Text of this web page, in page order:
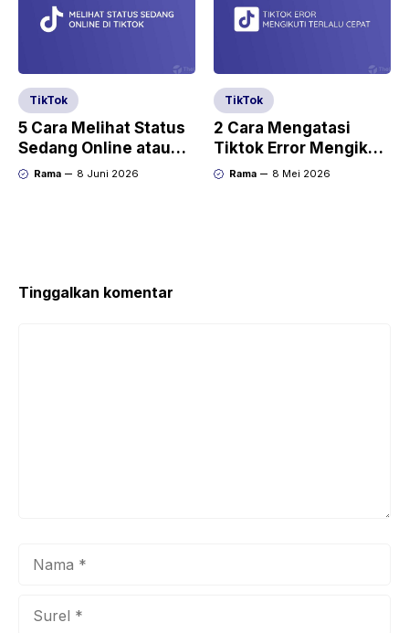
TikTok
5 Cara Melihat Status
Sedang Online atau
Tidak di TikTok
Rama 8 Juni 2026
TikTok
2 Cara Mengatasi
Tiktok Error Mengikuti
Terlalu Cepat
Rama 8 Mei 2026
Tinggalkan komentar